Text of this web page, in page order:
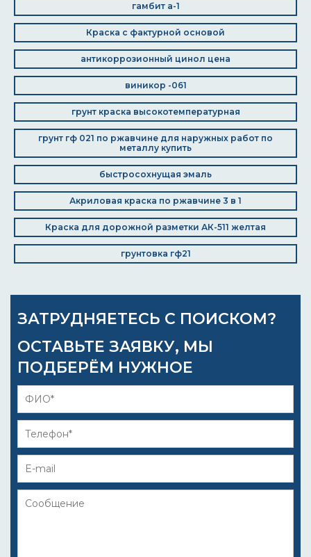
гамбит а-1
Краска с фактурной основой
антикоррозионный цинол цена
виникор -061
грунт краска высокотемпературная
грунт гф 021 по ржавчине для наружных работ по
металлу купить
быстросохнущая эмаль
Акриловая краска по ржавчине 3 в 1
Краска для дорожной разметки АК-511 желтая
грунтовка гф21
ЗАТРУДНЯЕТЕСЬ С ПОИСКОМ?
ОСТАВЬТЕ ЗАЯВКУ, МЫ
ПОДБЕРЁМ НУЖНОЕ